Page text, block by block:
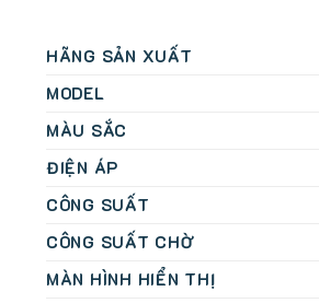
HÃNG SẢN XUẤT
MODEL
MÀU SẮC
ĐIỆN ÁP
CÔNG SUẤT
CÔNG SUẤT CHỜ
MÀN HÌNH HIỂN THỊ